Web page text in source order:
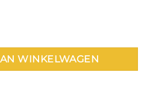
WINKELWAGEN